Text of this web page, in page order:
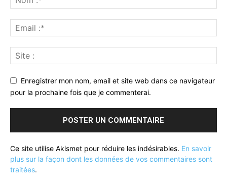
Enregistrer mon nom, email et site web dans ce navigateur
pour la prochaine fois que je commenterai.
Ce site utilise Akismet pour réduire les indésirables. En savoir
plus sur la façon dont les données de vos commentaires sont
traitées.